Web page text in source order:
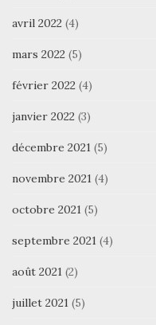
avril 2022 (4)
mars 2022 (5)
février 2022 (4)
janvier 2022 (3)
décembre 2021 (5)
novembre 2021 (4)
octobre 2021 (5)
septembre 2021 (4)
août 2021 (2)
juillet 2021 (5)